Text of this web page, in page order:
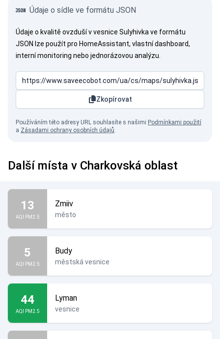
Údaje o sídle ve formátu JSON
Údaje o kvalitě ovzduší v vesnice Sulyhivka ve formátu
JSON lze použít pro HomeAssistant, vlastní dashboard,
interní monitoring nebo jednorázovou analýzu.
Zkopírovat
Používáním této adresy URL souhlasíte s našimi Podmínkami použití
a Zásadami ochrany osobních údajů.
Další místa v Charkovská oblast
13
AQI PM2.5
Zmiiv
město
5
AQI PM2.5
Budy
městská vesnice
44
AQI PM2.5
Lyman
vesnice